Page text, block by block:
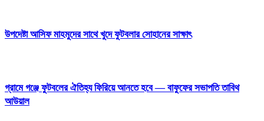
উপদেষ্টা আসিফ মাহমুদের সাথে খুদে ফুটবলার সোহানের সাক্ষাৎ
গ্রামে গঞ্জে ফুটবলের ঐতিহ্য ফিরিয়ে আনতে হবে — বাফুফের সভাপতি তাবিথ
আউয়াল